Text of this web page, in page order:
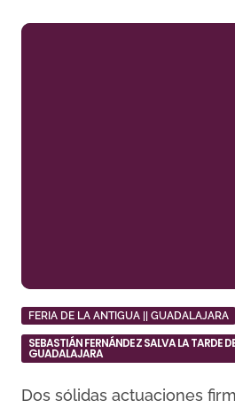
FERIA DE LA ANTIGUA || GUADALAJARA
SEBASTIÁN FERNÁNDEZ SALVA LA TARDE
GUADALAJARA
Dos sólidas actuaciones firmó el rejoneador